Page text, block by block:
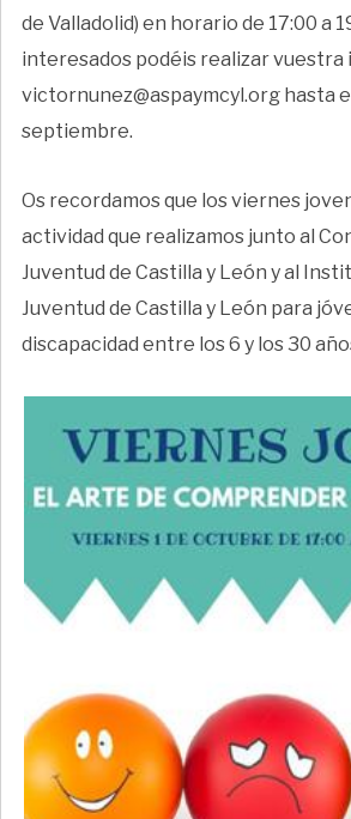
de Valladolid) en horario de 17:00 a
interesados podéis realizar vuestra
victornunez@aspaymcyl.org hasta
septiembre.
Os recordamos que los viernes
actividad que realizamos junto al
Juventud de Castilla y León y al
Juventud de Castilla y León para
discapacidad entre los 6 y los 30